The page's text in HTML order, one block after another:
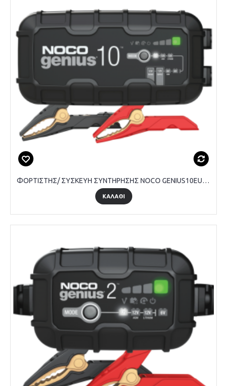
ΦΟΡΤΙΣΤΗΣ/ ΣΥΣΚΕΥΗ ΣΥΝΤΗΡΗΣΗΣ NOCO GENIUS10EU 6V & 12V 10A
ΚΑΛΑΘΙ